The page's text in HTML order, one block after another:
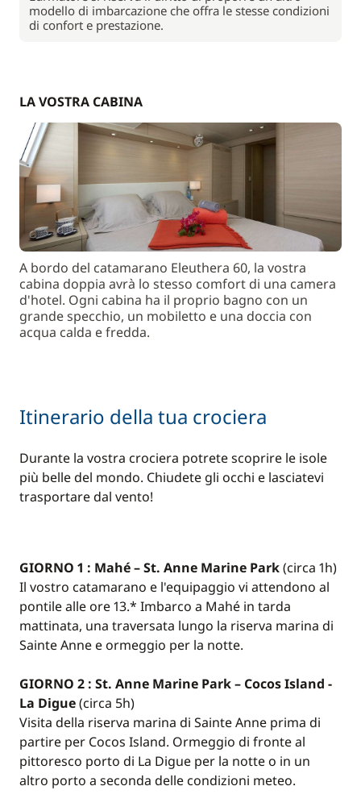
modello di imbarcazione che offra le stesse condizioni
di confort e prestazione.
LA VOSTRA CABINA
A bordo del catamarano Eleuthera 60, la vostra
cabina doppia avrà lo stesso comfort di una camera
d'hotel. Ogni cabina ha il proprio bagno con un
grande specchio, un mobiletto e una doccia con
acqua calda e fredda.
Itinerario della tua crociera
Durante la vostra crociera potrete scoprire le isole
più belle del mondo. Chiudete gli occhi e lasciatevi
trasportare dal vento!
GIORNO 1 : Mahé – St. Anne Marine Park(circa 1h)
Il vostro catamarano e l'equipaggio vi attendono al
pontile alle ore 13.* Imbarco a Mahé in tarda
mattinata, una traversata lungo la riserva marina di
Sainte Anne e ormeggio per la notte.
GIORNO 2 : St. Anne Marine Park – Cocos Island -
La Digue(circa 5h)
Visita della riserva marina di Sainte Anne prima di
partire per Cocos Island. Ormeggio di fronte al
pittoresco porto di La Digue per la notte o in un
altro porto a seconda delle condizioni meteo.